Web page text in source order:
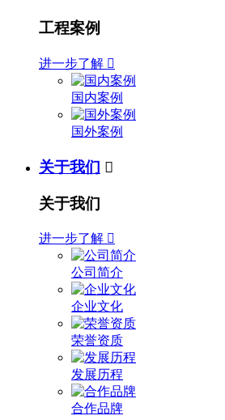
工程案例
进一步了解 
国内案例
国外案例
关于我们 
关于我们
进一步了解 
公司简介
企业文化
荣誉资质
发展历程
合作品牌